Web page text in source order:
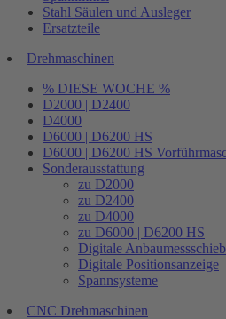
Stahl Säulen und Ausleger
Ersatzteile
Drehmaschinen
% DIESE WOCHE %
D2000 | D2400
D4000
D6000 | D6200 HS
D6000 | D6200 HS
Sonderausstattung
zu D2000
zu D2400
zu D4000
zu D6000 | D6200 HS
Digitale
Digitale Positionsanzeige
Spannsysteme
CNC Drehmaschinen